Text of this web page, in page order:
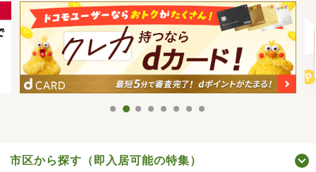
市区から探す（即入居可能の特集）